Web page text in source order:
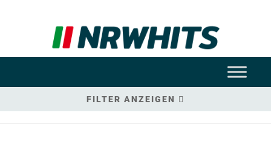
FILTER ANZEIGEN